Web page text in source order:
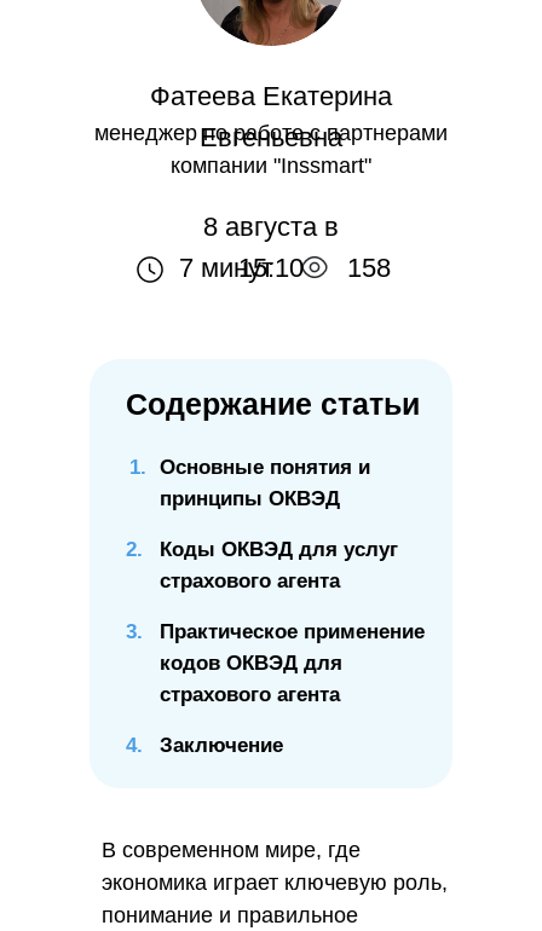
158
7 минут
Фатеева Екатерина
Евгеньевна
менеджер по работе с партнерами
компании "Inssmart"
8 августа в
15:10
Содержание статьи
2.
Коды ОКВЭД для услуг
страхового агента
3.
Практическое применение
кодов ОКВЭД для
страхового агента
4. Заключение
Основные понятия и
принципы ОКВЭД
В современном мире, где
экономика играет ключевую роль,
понимание и правильное